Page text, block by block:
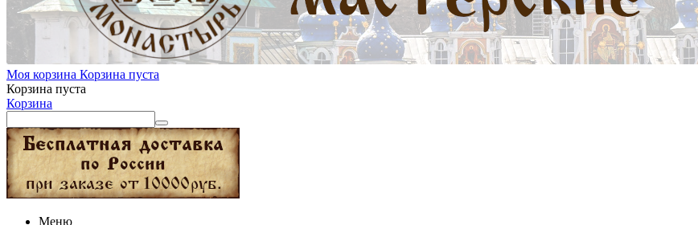
Моя корзина Корзина пуста
Корзина пуста
Корзина
Меню